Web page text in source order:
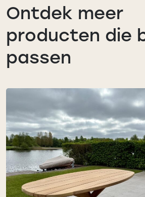
Ontdek meer
producten die
passen